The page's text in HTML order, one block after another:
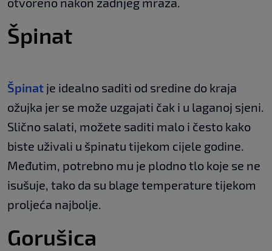
Špinat
Špinat je idealno saditi od sredine do kraja
ožujka jer se može uzgajati čak i u laganoj sjeni.
Slično salati, možete saditi malo i često kako
biste uživali u špinatu tijekom cijele godine.
Međutim, potrebno mu je plodno tlo koje se ne
isušuje, tako da su blage temperature tijekom
proljeća najbolje.
Gorušica